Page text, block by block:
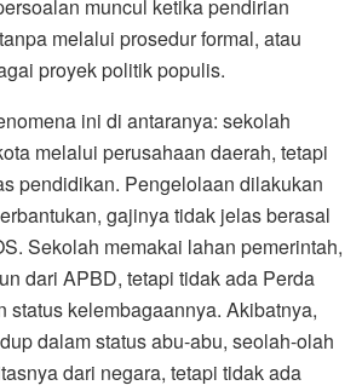
muncul ketika pendirian
melalui prosedur formal, atau
proyek politik populis.
ini di antaranya: sekolah
melalui perusahaan daerah, tetapi
pendidikan. Pengelolaan dilakukan
gajinya tidak jelas berasal
Sekolah memakai lahan pemerintah,
dari APBD, tetapi tidak ada Perda
status kelembagaannya. Akibatnya,
dalam status abu-abu, seolah-olah
dari negara, tetapi tidak ada